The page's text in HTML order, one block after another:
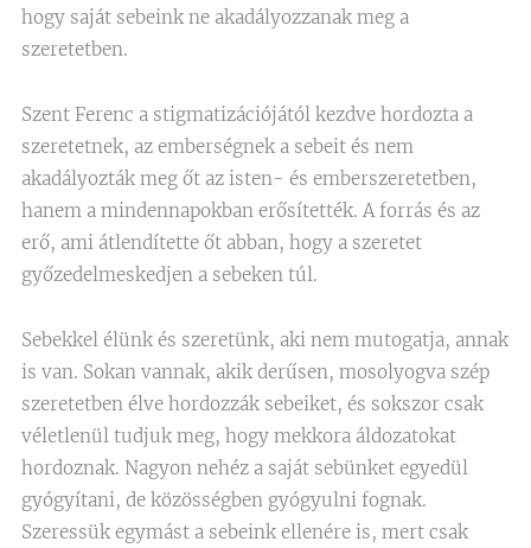
hogy saját sebeink ne akadályozzanak meg a
szeretetben.
Szent Ferenc a stigmatizációjától kezdve hordozta a
szeretetnek, az emberségnek a sebeit és nem
akadályozták meg őt az isten- és emberszeretetben,
hanem a mindennapokban erősítették. A forrás és az
erő, ami átlendítette őt abban, hogy a szeretet
győzedelmeskedjen a sebeken túl.
Sebekkel élünk és szeretünk, aki nem mutogatja, annak
is van. Sokan vannak, akik derűsen, mosolyogva szép
szeretetben élve hordozzák sebeiket, és sokszor csak
véletlenül tudjuk meg, hogy mekkora áldozatokat
hordoznak. Nagyon nehéz a saját sebünket egyedül
gyógyítani, de közösségben gyógyulni fognak.
Szeressük egymást a sebeink ellenére is, mert csak